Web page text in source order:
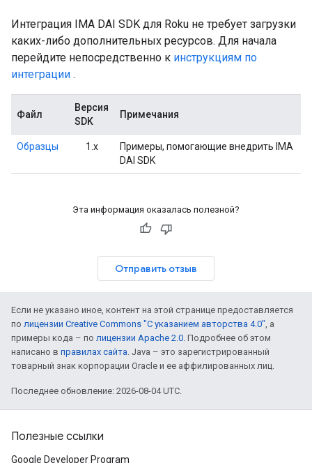
Интеграция IMA DAI SDK для Roku не требует загрузки
каких-либо дополнительных ресурсов. Для начала
перейдите непосредственно к инструкциям по
интеграции .
Файл
Версия
SDK
Примечания
Образцы 1.х
Примеры, помогающие внедрить IMA
DAI SDK
Эта информация оказалась полезной?
Отправить отзыв
Если не указано иное, контент на этой странице предоставляется
по лицензии Creative Commons "С указанием авторства 4.0", а
примеры кода – по лицензии Apache 2.0. Подробнее об этом
написано в правилах сайта. Java – это зарегистрированный
товарный знак корпорации Oracle и ее аффилированных лиц.
Последнее обновление: 2026-08-04 UTC.
Полезные ссылки
Google Developer Program